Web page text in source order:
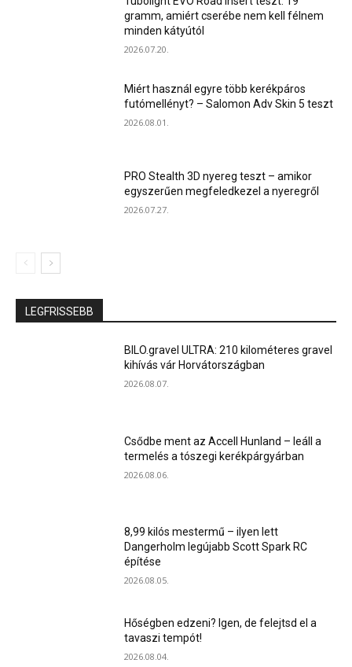
gramm, amiért cserébe nem kell félnem
minden kátyútól
2026.07.20.
Miért használ egyre több kerékpáros
futómellényt? – Salomon Adv Skin 5 teszt
2026.08.01.
PRO Stealth 3D nyereg teszt – amikor
egyszerűen megfeledkezel a nyeregről
2026.07.27.
LEGFRISSEBB
BILO.gravel ULTRA: 210 kilométeres gravel
kihívás vár Horvátországban
2026.08.07.
Csődbe ment az Accell Hunland – leáll a
termelés a tószegi kerékpárgyárban
2026.08.06.
8,99 kilós mestermű – ilyen lett
Dangerholm legújabb Scott Spark RC
építése
2026.08.05.
Hőségben edzeni? Igen, de felejtsd el a
tavaszi tempót!
2026.08.04.